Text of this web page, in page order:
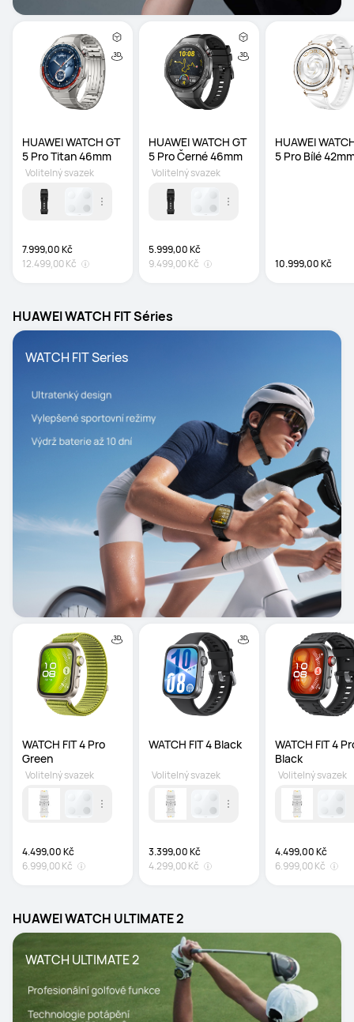
HUAWEI WATCH GT
5 Pro Titan 46mm
7.999,00 Kč
12.499,00 Kč
Volitelný svazek
HUAWEI WATCH GT
5 Pro Černé 46mm
5.999,00 Kč
9.499,00 Kč
Volitelný svazek
HUAWEI
5 Pro Bílé
10.999,00 Kč
HUAWEI WATCH FIT Séries
WATCH FIT Series
WATCH FIT 4 Pro
Green
4.499,00 Kč
6.999,00 Kč
Volitelný svazek
WATCH FIT 4 Black
3.399,00 Kč
4.299,00 Kč
Volitelný svazek
WATCH FIT 4
4.499,00 Kč
6.999,00 Kč
Volitelný svazek
HUAWEI WATCH ULTIMATE 2
WATCH ULTIMATE 2